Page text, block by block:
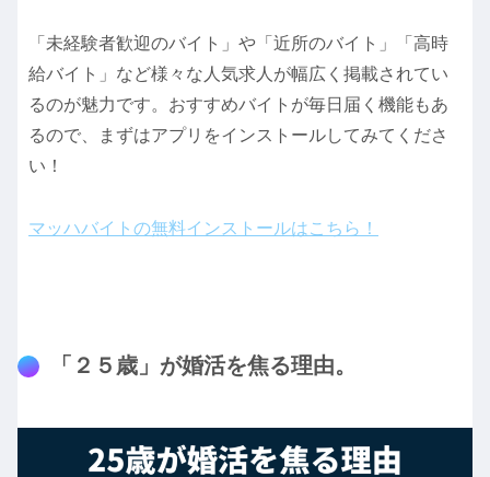
「未経験者歓迎のバイト」や「近所のバイト」「高時
給バイト」など様々な人気求人が幅広く掲載されてい
るのが魅力です。おすすめバイトが毎日届く機能もあ
るので、まずはアプリをインストールしてみてくださ
い！
マッハバイトの無料インストールはこちら！
「２５歳」が婚活を焦る理由。